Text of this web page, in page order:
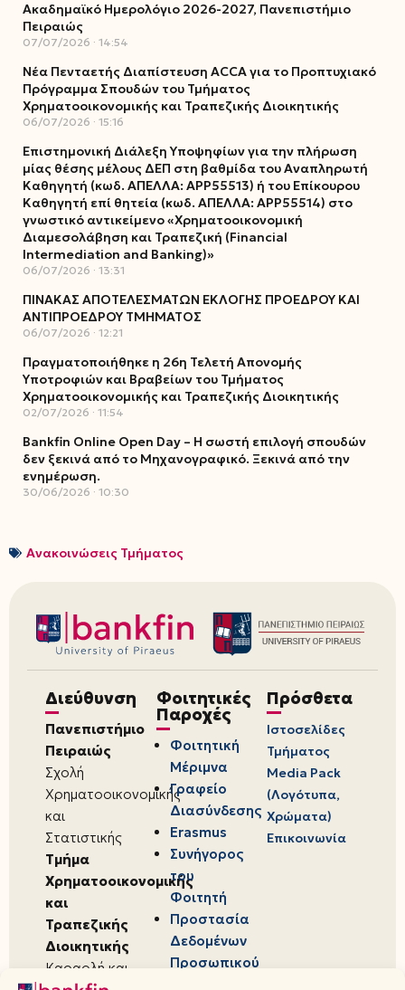
Ακαδημαϊκό Ημερολόγιο 2026-2027, Πανεπιστήμιο
Πειραιώς
07/07/2026 14:54
Νέα Πενταετής Διαπίστευση ACCA για το Προπτυχιακό
Πρόγραμμα Σπουδών του Τμήματος
Χρηματοοικονομικής και Τραπεζικής Διοικητικής
06/07/2026 15:16
Επιστημονική Διάλεξη Υποψηφίων για την πλήρωση
μίας θέσης μέλους ΔΕΠ στη βαθμίδα του Αναπληρωτή
Καθηγητή (κωδ. ΑΠΕΛΛΑ: ΑΡΡ55513) ή του Επίκουρου
Καθηγητή επί θητεία (κωδ. ΑΠΕΛΛΑ: ΑΡΡ55514) στο
γνωστικό αντικείμενο «Χρηματοοικονομική
Διαμεσολάβηση και Τραπεζική (Financial
Intermediation and Banking)»
06/07/2026 13:31
ΠΙΝΑΚΑΣ ΑΠΟΤΕΛΕΣΜΑΤΩΝ ΕΚΛΟΓΗΣ ΠΡΟΕΔΡΟΥ ΚΑΙ
ΑΝΤΙΠΡΟΕΔΡΟΥ ΤΜΗΜΑΤΟΣ
06/07/2026 12:21
Πραγματοποιήθηκε η 26η Τελετή Απονομής
Υποτροφιών και Βραβείων του Τμήματος
Χρηματοοικονομικής και Τραπεζικής Διοικητικής
02/07/2026 11:54
Bankfin Online Open Day – Η σωστή επιλογή σπουδών
δεν ξεκινά από το Μηχανογραφικό. Ξεκινά από την
ενημέρωση.
30/06/2026 10:30
Ανακοινώσεις Τμήματος
Διεύθυνση
Πανεπιστήμιο
Πειραιώς
Σχολή
Χρηματοοικονομικής
και
Στατιστικής
Τμήμα
Χρηματοοικονομικής
και
Τραπεζικής
Διοικητικής
Καραολή και
Φοιτητικές
Παροχές
Φοιτητική
Μέριμνα
Γραφείο
Διασύνδεσης
Erasmus
Συνήγορος
του
Φοιτητή
Προστασία
Δεδομένων
Προσωπικού
Πρόσθετα
Ιστοσελίδες
Τμήματος
Media Pack
(Λογότυπα,
Χρώματα)
Επικοινωνία